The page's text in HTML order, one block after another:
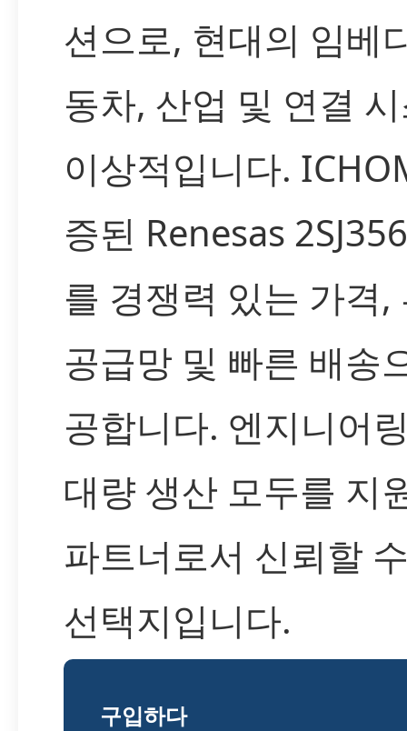
션으로, 현대의 임베
동차, 산업 및 연결
이상적입니다.
증된 Renesas
를 경쟁력 있는 가격,
공급망 및 빠른 배송
공합니다. 엔지니어
대량 생산 모두를 지
파트너로서 신뢰할
선택지입니다.
구입하다